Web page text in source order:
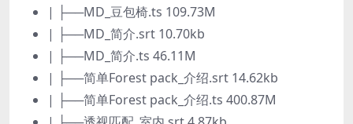
| ├──MD_豆包椅.ts 109.73M
| ├──MD_简介.srt 10.70kb
| ├──MD_简介.ts 46.11M
| ├──简单Forest pack_介绍.srt 14.62kb
| ├──简单Forest pack_介绍.ts 400.87M